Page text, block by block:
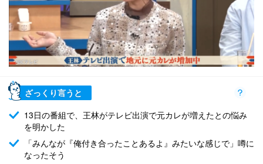
ざっくり言うと
13日の番組で、王林がテレビ出演で元カレが増えたとの悩み
を明かした
「みんなが『俺付き合ったことあるよ』みたいな感じで」噂に
なったそう